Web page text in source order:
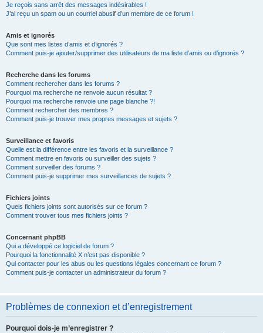
Je reçois sans arrêt des messages indésirables !
J’ai reçu un spam ou un courriel abusif d’un membre de ce forum !
Amis et ignorés
Que sont mes listes d’amis et d’ignorés ?
Comment puis-je ajouter/supprimer des utilisateurs de ma liste d’amis ou d’ignorés ?
Recherche dans les forums
Comment rechercher dans les forums ?
Pourquoi ma recherche ne renvoie aucun résultat ?
Pourquoi ma recherche renvoie une page blanche ?!
Comment rechercher des membres ?
Comment puis-je trouver mes propres messages et sujets ?
Surveillance et favoris
Quelle est la différence entre les favoris et la surveillance ?
Comment mettre en favoris ou surveiller des sujets ?
Comment surveiller des forums ?
Comment puis-je supprimer mes surveillances de sujets ?
Fichiers joints
Quels fichiers joints sont autorisés sur ce forum ?
Comment trouver tous mes fichiers joints ?
Concernant phpBB
Qui a développé ce logiciel de forum ?
Pourquoi la fonctionnalité X n’est pas disponible ?
Qui contacter pour les abus ou les questions légales concernant ce forum ?
Comment puis-je contacter un administrateur du forum ?
Problèmes de connexion et d’enregistrement
Pourquoi dois-je m’enregistrer ?